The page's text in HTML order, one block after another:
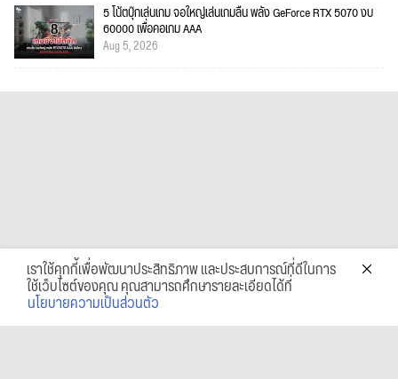
5 โน้ตบุ๊กเล่นเกม จอใหญ่เล่นเกมลื่น พลัง GeForce RTX 5070 งบ
60000 เพื่อคอเกม AAA
Aug 5, 2026
เราใช้คุกกี้เพื่อพัฒนาประสิทธิภาพ และประสบการณ์ที่ดีในการ
ใช้เว็บไซต์ของคุณ คุณสามารถศึกษารายละเอียดได้ที่
นโยบายความเป็นส่วนตัว